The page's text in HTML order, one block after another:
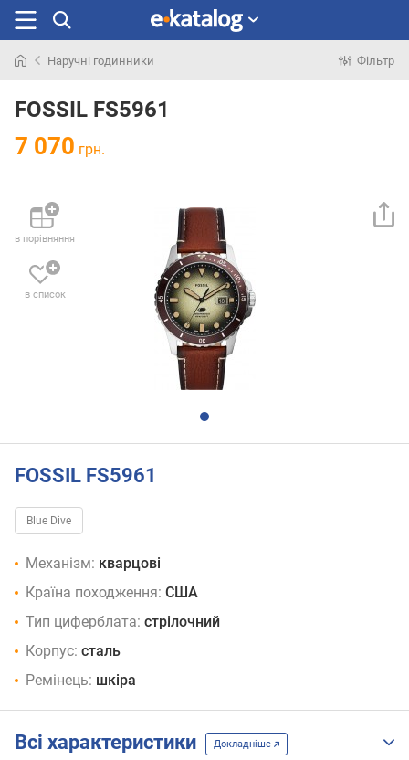
раніше
Наручні годинники Фільтр
FOSSIL FS5961
7 070 грн.
в порівняння
в список
FOSSIL FS5961
Blue Dive
Механізм: кварцові
Країна походження: США
Тип циферблата: стрілочний
Корпус: сталь
Ремінець: шкіра
Всі характеристики Докладніше